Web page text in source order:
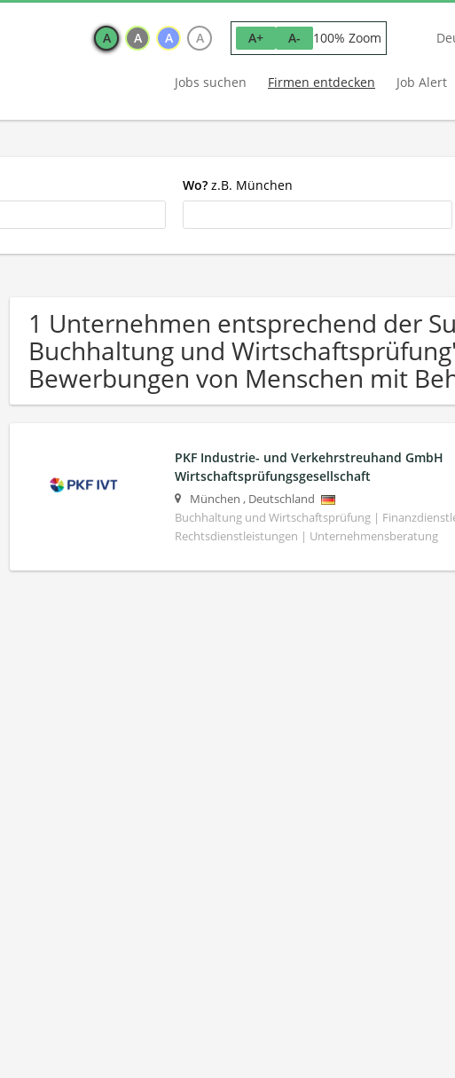
A A A A A+ A- 100% Zoom
Jobs suchen Firmen entdecken Job Alert
Wo? z.B. München
1 Unternehmen entsprechend der
Buchhaltung und
Bewerbungen von Menschen mit
PKF Industrie- und Verkehrstreuhand GmbH
Wirtschaftsprüfungsgesellschaft
München , Deutschland
Buchhaltung und Wirtschaftsprüfung |
Rechtsdienstleistungen | Unternehmensberatung